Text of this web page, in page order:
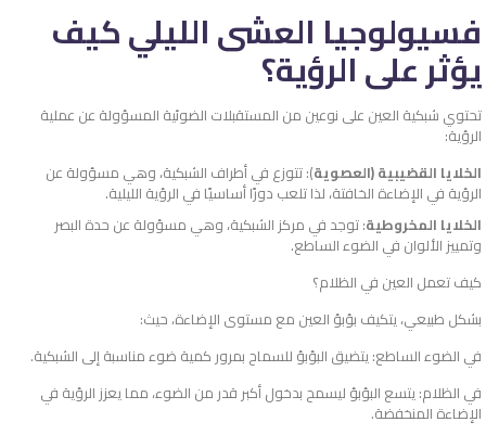
فسيولوجيا العشى الليلي كيف
يؤثر على الرؤية؟
تحتوي شبكية العين على نوعين من المستقبلات الضوئية المسؤولة عن عملية
الرؤية:
الخلايا القضيبية (العصوية): تتوزع في أطراف الشبكية، وهي مسؤولة عن
الرؤية في الإضاءة الخافتة، لذا تلعب دورًا أساسيًا في الرؤية الليلية.
الخلايا المخروطية: توجد في مركز الشبكية، وهي مسؤولة عن حدة البصر
وتمييز الألوان في الضوء الساطع.
كيف تعمل العين في الظلام؟
بشكل طبيعي، يتكيف بؤبؤ العين مع مستوى الإضاءة، حيث:
في الضوء الساطع: يتضيق البؤبؤ للسماح بمرور كمية ضوء مناسبة إلى الشبكية.
في الظلام: يتسع البؤبؤ ليسمح بدخول أكبر قدر من الضوء، مما يعزز الرؤية في
الإضاءة المنخفضة.